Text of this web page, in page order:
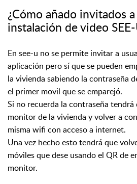
¿Cómo añado invitados
instalación de video
En see-u no se permite invitar a
aplicación pero sí que se pueden
la vivienda sabiendo la contraseña
el primer movil que se emparejó.
Si no recuerda la contraseña
monitor de la vivienda y volver a
misma wifi con acceso a internet.
Una vez hecho esto tendrá que
móviles que dese usando el QR de
monitor.